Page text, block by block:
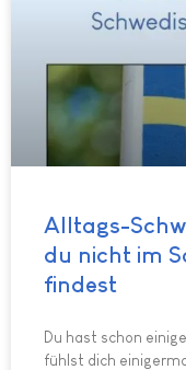
Alltags-
du nicht im
findest
Du hast schon
fühlst dich